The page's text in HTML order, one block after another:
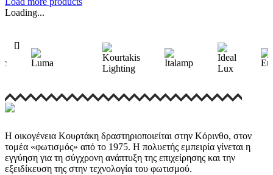
Loading...
Η οικογένεια Κουρτάκη δραστηριοποιείται στην Κόρινθο, στον
τομέα «φωτισμός» από το 1975. Η πολυετής εμπειρία γίνεται η
εγγύηση για τη σύγχρονη ανάπτυξη της επιχείρησης και την
εξειδίκευση της στην τεχνολογία του φωτισμού.